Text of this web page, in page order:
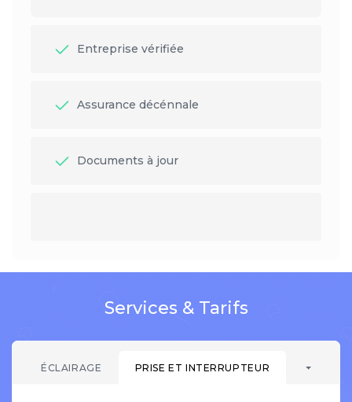
Entreprise vérifiée
Assurance décénnale
Documents à jour
Services & Tarifs
ÉCLAIRAGE PRISE ET INTERRUPTEUR